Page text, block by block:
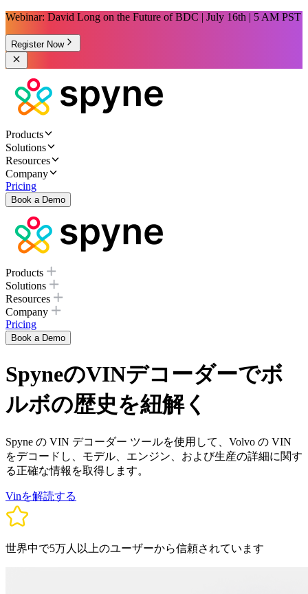
Webinar: David Long on the Future of BDC | July 16th | 5 AM PST
Register Now
Products
Solutions
Resources
Company
Pricing
Book a Demo
Products
Solutions
Resources
Company
Pricing
Book a Demo
SpyneのVINデコーダーでボ
ルボの歴史を紐解く
Spyne の VIN デコーダー ツールを使用して、Volvo の VIN
をデコードし、モデル、エンジン、および生産の詳細に関す
る正確な情報を取得します。
Vinを解読する
世界中で5万人以上のユーザーから信頼されています